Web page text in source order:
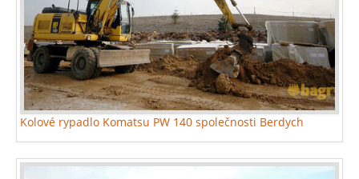
Kolové rypadlo Komatsu PW 140 společnosti Berdych